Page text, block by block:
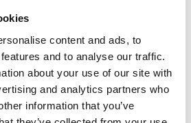
content and ads, to
and to analyse our traffic.
about your use of our site with
and analytics partners who
information that you’ve
1979